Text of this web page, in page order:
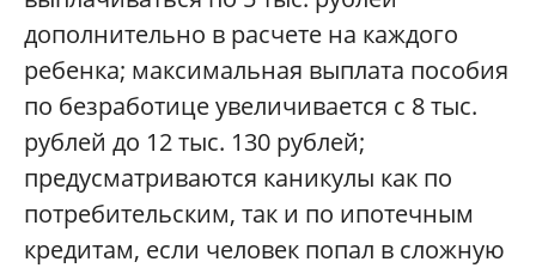
дополнительно в расчете на каждого
ребенка; максимальная выплата пособия
по безработице увеличивается с 8 тыс.
рублей до 12 тыс. 130 рублей;
предусматриваются каникулы как по
потребительским, так и по ипотечным
кредитам, если человек попал в сложную